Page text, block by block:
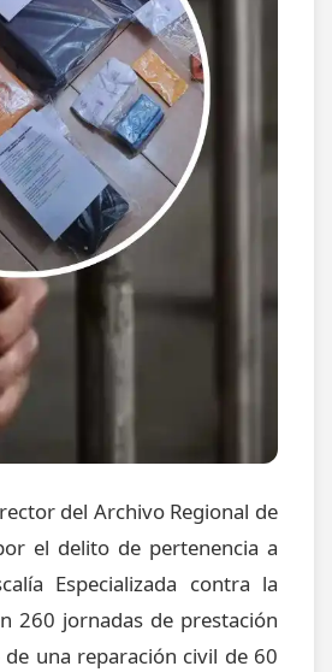
del Archivo Regional de
el delito de pertenencia a
Especializada contra la
260 jornadas de prestación
una reparación civil de 60